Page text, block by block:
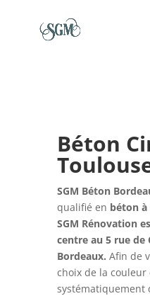
Béton
SGM Béton
qualifié en béton à
SGM Rénovation
centre au 5 rue de
Bordeaux. Afin de
choix de la couleur
systématiquement